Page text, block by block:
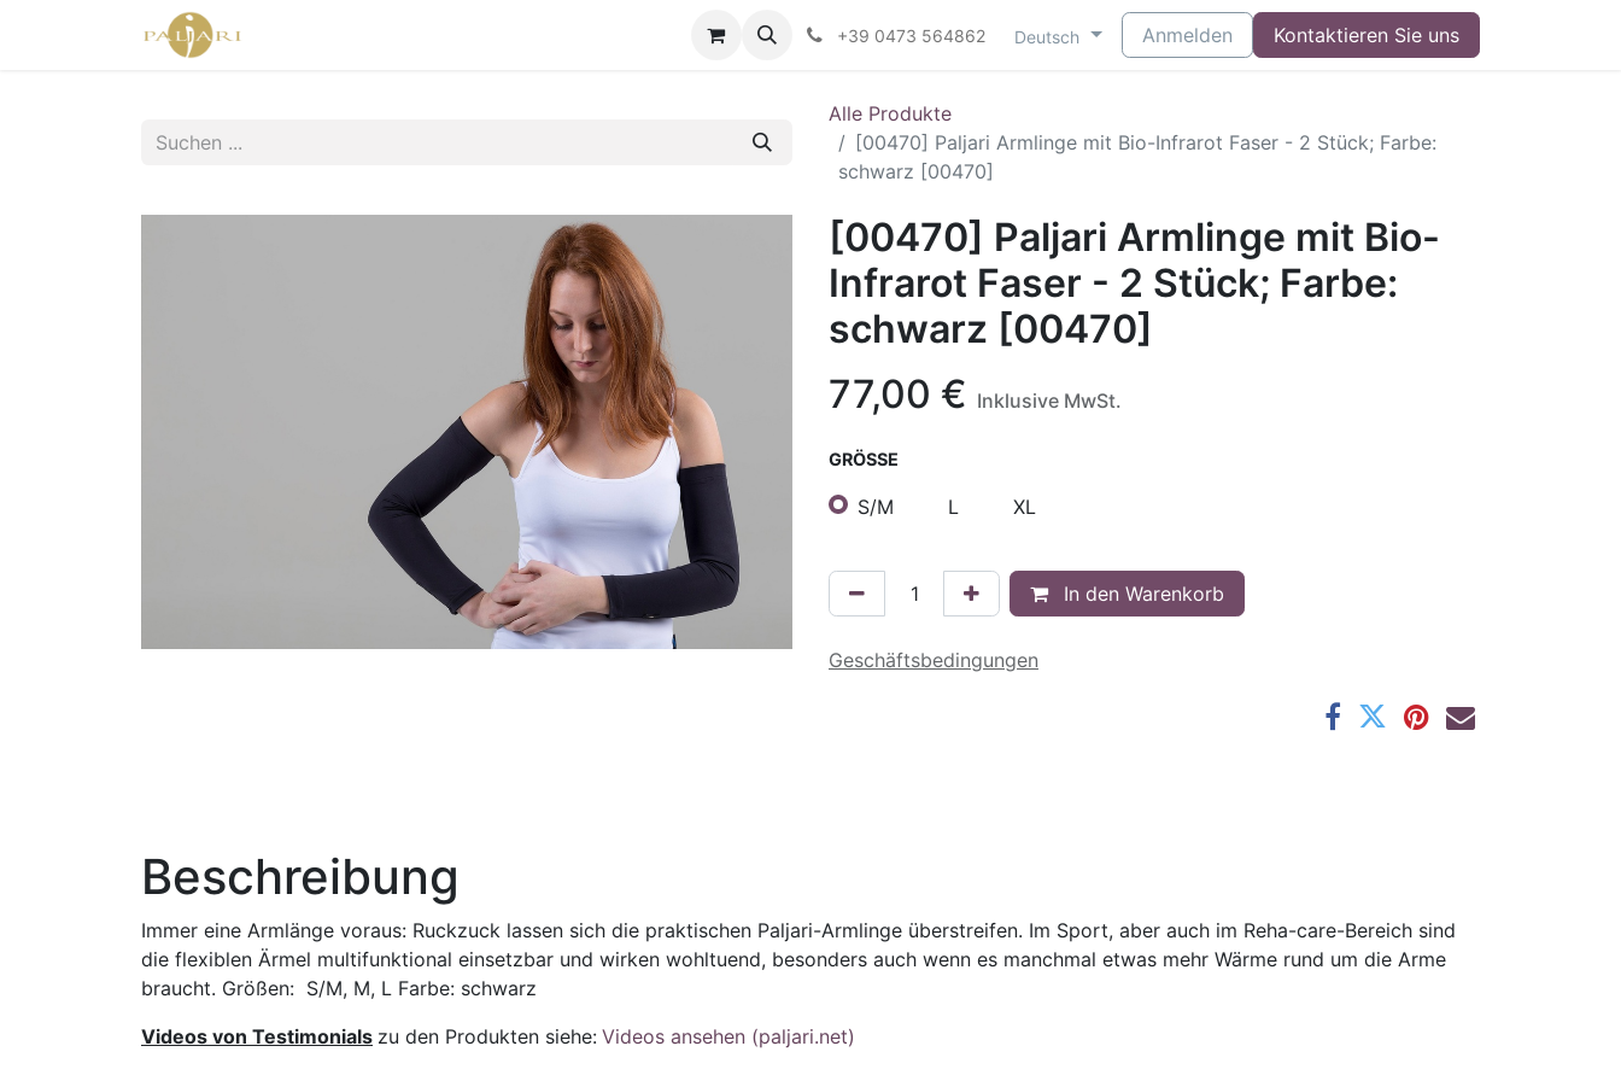
Kontaktieren Sie uns +39 0473 564862 Deutsch Anmelden Kontaktieren Sie uns
Alle Produkte
[00470] Paljari Armlinge mit Bio-Infrarot Faser - 2 Stück; Farbe:
schwarz [00470]
[00470] Paljari Armlinge mit Bio-
Infrarot Faser - 2 Stück; Farbe:
schwarz [00470]
77,00 € Inklusive MwSt.
GRÖSSE
S/M L XL
In den Warenkorb
Geschäftsbedingungen
Beschreibung
Immer eine Armlänge voraus: Ruckzuck lassen sich die praktischen Paljari-Armlinge überstreifen. Im Sport, aber auch im Reha-care-Bereich sind
die flexiblen Ärmel multifunktional einsetzbar und wirken wohltuend, besonders auch wenn es manchmal etwas mehr Wärme rund um die Arme
braucht. Größen: S/M, M, L Farbe: schwarz
Videos von Testimonials zu den Produkten siehe: Videos ansehen (paljari.net)